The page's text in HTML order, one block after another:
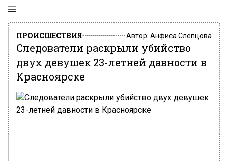
ПРОИСШЕСТВИЯ Автор: Анфиса Слепцова
Следователи раскрыли убийство
двух девушек 23-летней давности в
Красноярске